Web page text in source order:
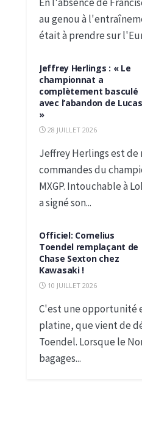
au genou à
était à prendre sur
Jeffrey Herlings : « Le
championnat a
complètement basculé
avec l’abandon de Lucas
»
28 JUILLET 2026
Jeffrey Herlings est de
commandes du
MXGP. Intouchable à
a signé son...
Officiel: Cornelius
Toendel remplaçant de
Chase Sexton chez
Kawasaki !
10 JUILLET 2026
C'est une opportunité
platine, que vient de
Toendel. Lorsque le
bagages...